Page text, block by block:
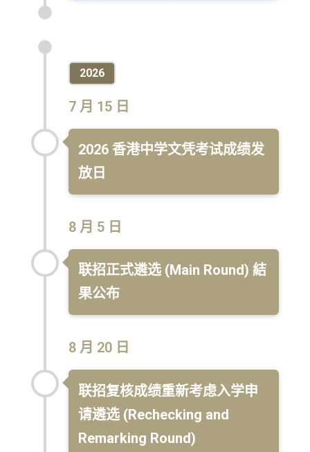
2026
7 月 15 日
2026 香港中学文凭考试成绩发
放日
8 月 5 日
联招正式遴选 (Main Round) 結
果公布
8 月 20 日
联招复核成绩重新考虑入学申
请遴选 (Rechecking and
Remarking Round)